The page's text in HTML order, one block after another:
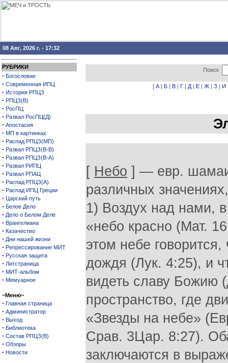
08 Авг, 2026 г. - 17:32
РУБРИКИ
· Богословие
· Современная ИПЦ
· История РПЦЗ
· РПЦЗ(В)
· РосПЦ
· Развал РосПЦ(Д)
· Апостасия
· МП в картинках
· Распад РПЦЗ(МП)
· Развал РПЦЗ(В-В)
· Развал РПЦЗ(В-А)
· Развал РИПЦ
· Развал РПАЦ
· Распад РПЦЗ(А)
· Распад ИПЦ Греции
· Царский путь
· Белое Дело
· Дело о Белом Деле
· Врангелиана
· Казачество
· Дни нашей жизни
· Репрессирование МИТ
· Русская защита
· Литстраница
· МИТ-альбом
· Мемуарное
~Меню~
· Главная страница
· Администратор
· Выход
· Библиотека
· Состав РПЦЗ(В)
· Обзоры
· Новости
Поиск
[ А | Б | В | Г | Д | Е | Ж | З | И
[ Небо ] — евр.
различных
1) Воздух над нами,
«небо красно (Мат.
этом небе
дождя (Лук. 4:25), и
видеть славу Божию
пространство, где
«Звезды на небе»
Срав. 3Цар. 8:27).
заключаются в